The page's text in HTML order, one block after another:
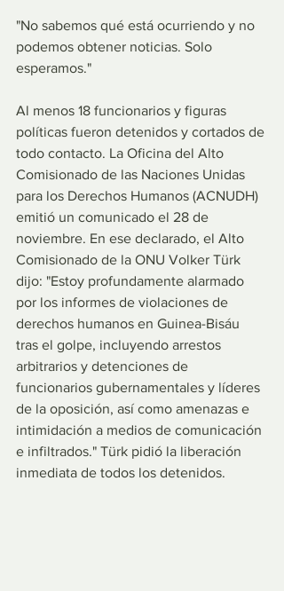
"No sabemos qué está ocurriendo y no
podemos obtener noticias. Solo
esperamos."
Al menos 18 funcionarios y figuras
políticas fueron detenidos y cortados de
todo contacto. La Oficina del Alto
Comisionado de las Naciones Unidas
para los Derechos Humanos (ACNUDH)
emitió un comunicado el 28 de
noviembre. En ese declarado, el Alto
Comisionado de la ONU Volker Türk
dijo: "Estoy profundamente alarmado
por los informes de violaciones de
derechos humanos en Guinea-Bisáu
tras el golpe, incluyendo arrestos
arbitrarios y detenciones de
funcionarios gubernamentales y líderes
de la oposición, así como amenazas e
intimidación a medios de comunicación
e infiltrados." Türk pidió la liberación
inmediata de todos los detenidos.